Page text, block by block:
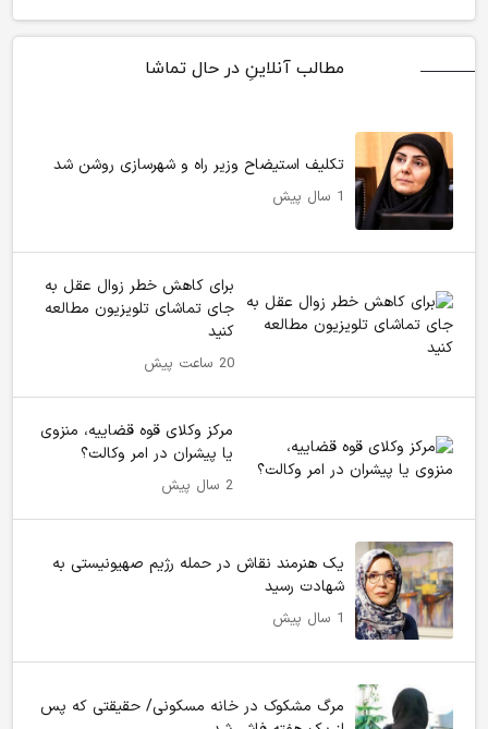
مطالب آنلاینِ در حال تماشا
تکلیف استیضاح وزیر راه و شهرسازی روشن شد
1 سال پیش
برای کاهش خطر زوال عقل به
جای تماشای تلویزیون مطالعه
کنید
20 ساعت پیش
مرکز وکلای قوه قضاییه، منزوی
یا پیشران در امر وکالت؟
2 سال پیش
یک هنرمند نقاش در حمله رژیم صهیونیستی به
شهادت رسید
1 سال پیش
مرگ مشکوک در خانه مسکونی/ حقیقتی که پس